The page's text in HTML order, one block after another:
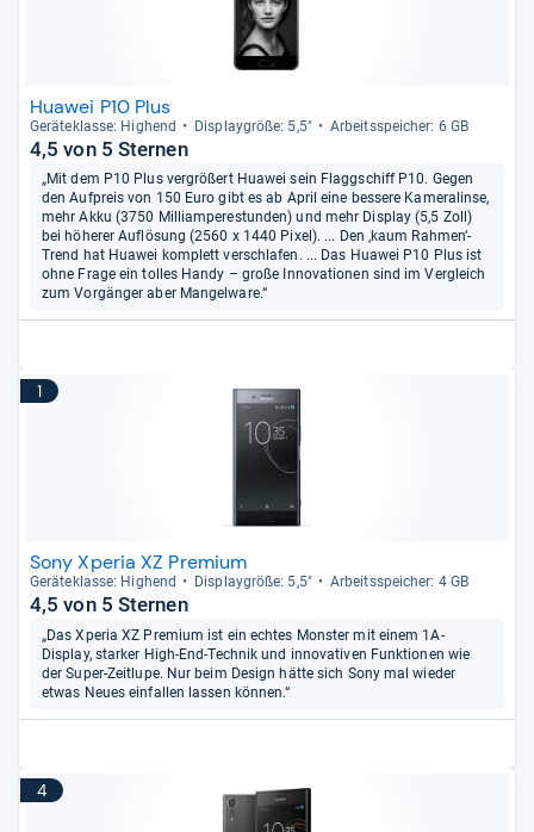
Huawei P10 Plus
Gerä­te­klasse: Hig­hend Dis­play­größe: 5,5" Arbeitsspei­cher: 6 GB
4,5 von 5 Sternen
„Mit dem P10 Plus vergrößert Huawei sein Flaggschiff P10. Gegen
den Aufpreis von 150 Euro gibt es ab April eine bessere Kameralinse,
mehr Akku (3750 Milliamperestunden) und mehr Display (5,5 Zoll)
bei höherer Auflösung (2560 x 1440 Pixel). ... Den ‚kaum Rahmen‘-
Trend hat Huawei komplett verschlafen. ... Das Huawei P10 Plus ist
ohne Frage ein tolles Handy – große Innovationen sind im Vergleich
zum Vorgänger aber Mangelware.“
1
Sony Xperia XZ Premium
Gerä­te­klasse: Hig­hend Dis­play­größe: 5,5" Arbeitsspei­cher: 4 GB
4,5 von 5 Sternen
„Das Xperia XZ Premium ist ein echtes Monster mit einem 1A-
Display, starker High-End-Technik und innovativen Funktionen wie
der Super-Zeitlupe. Nur beim Design hätte sich Sony mal wieder
etwas Neues einfallen lassen können.“
4